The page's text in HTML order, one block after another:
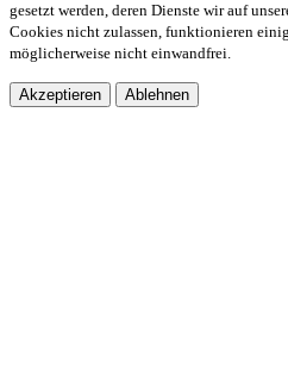
gesetzt werden, deren Dienste wir auf
Cookies nicht zulassen, funktionieren
möglicherweise nicht einwandfrei.
Akzeptieren Ablehnen